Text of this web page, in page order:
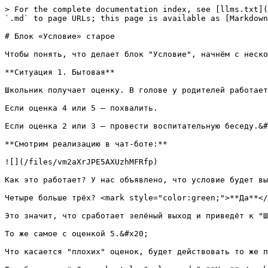
> For the complete documentation index, see [llms.txt](https://docs.leadconverter.su/llms.txt). Markdown versions of documentation pages are available by appending `.md` to page URLs; this page is available as [Markdown](https://docs.leadconverter.su/new_page/materialy/blok-uslovie.md).

# Блок «Условие» старое

Чтобы понять, что делает блок "Условие", начнём с нескольких общедоступных примеров.&#x20;

**Ситуация 1. Бытовая**

Школьник получает оценку. В голове у родителей работает условие:&#x20;

Если оценка 4 или 5 — похвалить.

Если оценка 2 или 3 — провести воспитательную беседу.&#x20;

**Смотрим реализацию в чат-боте:**

![](/files/vm2aXrJPE5AXUzhMFRfp)

Как это работает? У нас объявлено, что условие будет выполнено, если оценка школьника будет больше 3.&#x20;

Четыре больше трёх? <mark style="color:green;">**Да**</mark>. Этот вариант подойдёт, условие будет выполнено.&#x20;

Это значит, что сработает зелёный выход и приведёт к "Шагу 2", где мы хвалим ребёнка за хорошую оценку.&#x20;

То же самое с оценкой 5.&#x20;

Что касается "плохих" оценок, будет действовать то же правило. Посмотрим:

Три больше трёх? <mark style="color:red;">**Нет**</mark>, три равно трём. Условие не выполнено. На "Нет" сработает красный выход и приведёт к "Шагу 3", в котором мы проводим воспитательную беседу с ребёнком.&#x20;

**Ситуация 2**

Заполняем на каком-либо сайте форму регистрации или форму с заказом обратного звонка.&#x20;

Поле "Телефон" оставляем пустым, нажимаем "Отправить".

За такие проделки нам высветится предупреждение: "Введите корректный номер телефона".&#x20;

Если же телефон заполнен корректно, наша заявка отправится.&#x20;

Эта ситуация — самая настоящая работа "Условия":

> Если поле "Телефон" содержит меньше 5 цифр, выводим на экране ошибку.&#x20;
>
> Если всё заполнено корректно, отправляем данные в CRM или на почту.&#x20;

В условии всегда есть два варианта событий. Положительное и отрицательное. И для каждого события у нас будет припасено дальнейшее решение.&#x20;

## Создаем блок "Условие"

В режиме редактирования бота нажимаем на красную кнопку с плюсом в правом нижнем углу экрана.

{% hint style="info" %}
Если вы не знаете, как попасть в режим редактирования бота,  посмотрите начальные статьи:\
&#x20; 1\. [Создаём бота | С чего начать?](/bots/sozdayom-bota.md)&#x20;

2. [Блоки в боте | Краткое описание](/bots/bloki.md)
   {% endhint %}

![Открываем панель добавления блоков](/files/rmh26lXe6C5N3hJO6oPI)

<div align="left"><img src="/files/CqmOKYjM8ojWFCYspBT4" alt="Выбираем &#x22;Добавить условие&#x22;"></div>

<div align="left"><img src="/files/5L0m0y0NemwSY6OeLEzN" alt=""></div>

Для редактирования блока нужно кликнуть по нему левой кнопкой мыши.&#x20;

## Разбираем параметры блока "Условие"

### Название условия

<div align="left"><img src="/files/0dWD9yNR0optU6t1gF3R" alt=""></div>

Изменяем название при необходимости. Возможность редактирования названия нужна только для удобной навигации по блокам в чат-боте.&#x20;

К примеру, можно написать "Условие: проверка оплаты" и т.д.&#x20;

### Условие выполнится, если подписчик соответствует&#x20;

**В блоке "Условие" можно проверять одновременно несколько условий.**&#x20;

*Например:*&#x20;

Условие 1 : проверяем, заполнена ли переменная